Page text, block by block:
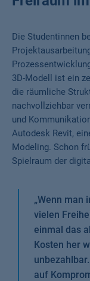
Die Studentinnen
3D-Modell ist ein
die räumliche
nachvollziehbar
und
Autodesk Revit,
Modeling. Schon
Spielraum der
„Wenn man
vielen
einmal das
Kosten her
auf